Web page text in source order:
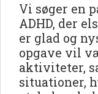
Vi søger en
ADHD, der
er glad og
opgave vil
aktiviteter,
situationer,